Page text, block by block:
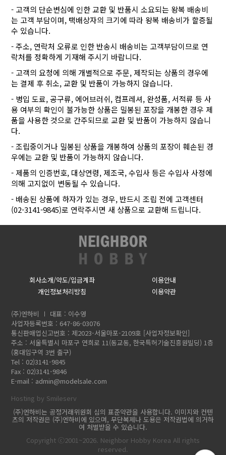
- 고객의 단순변심에 인한 교환 및 반품시 소요되는 왕복 배송비
는 고객 부담이며, 택배상자의 크기에 따라 왕복 배송비가 할증될
수 있습니다.
- 주소, 연락처 오류로 인한 반송시 배송비는 고객부담이므로 연
락처를 정확하게 기재해 주시기 바랍니다.
- 고객의 요청에 의해 개별적으로 주문, 제작되는 상품의 경우에
는 결제 후 취소, 교환 및 반품이 가능하지 않습니다.
- 병입 도료, 공구류, 에어브러쉬, 컴프레셔, 완성품, 서적류 등 사
용 여부의 확인이 불가능한 상품은 밀봉된 포장을 개봉한 경우 제
품을 사용한 것으로 간주되므로 교환 및 반품이 가능하지 않습니
다.
- 조립중이거나 밀봉된 상품을 개봉하여 상품의 포장이 훼손된 경
우에는 교환 및 반품이 가능하지 않습니다.
- 제품의 인증번호, 대상연령, 제조국, 수입사 등은 수입사 사정에
의해 고지없이 변동될 수 있습니다.
- 배송된 상품에 하자가 있는 경우, 반드시 조립 전에 고객센터
(02-3141-9845)로 연락주시면 새 상품으로 교환해 드립니다.
회사소개/약도/입금계좌
이용안내
개인정보처리방침
이용약관
(주)엔하비
대표 : 이수영
사업자등록번호 : 647-86-03076
통신판매업신고번호 : 제2023-서울마포-2109호 [사업자정보확인]
주소 : 서울특별시 마포구 연희로 11(동교동, 한국특허기술진흥원빌딩) 1층
(홍대입구역 3번 출구)
Tel : 02)3141-9845
Fax : 02)3141-9846
E-mail : admin@modelsale.com
Hosting by Smileserv
(주)엔하비는 공정거래위원회 심의 표준약관을 사용합니다. 이미지와 컨텐
츠의 저작권은 (주)엔하비에 있으며, 무단복제나 도용은 저작권법에 의거하
여 처벌받을 수 있습니다.
Copyright ⓒ2001~2026. Neighbor Hobby Korea All rights
reserved.